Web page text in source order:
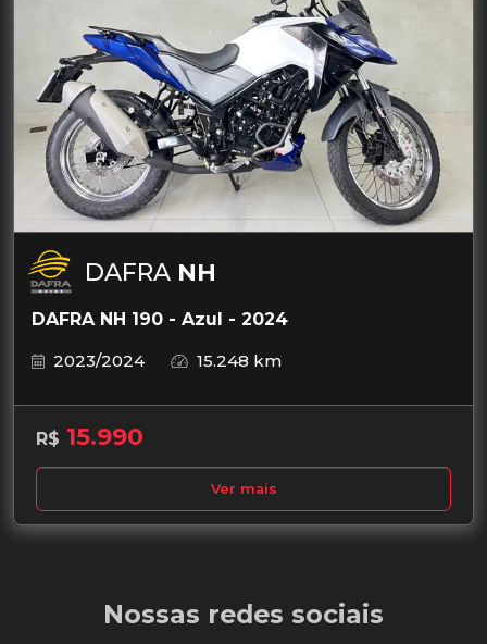
DAFRA NH
DAFRA NH 190 - Azul - 2024
2023/2024
15.248 km
R$ 15.990
Ver mais
Nossas redes sociais